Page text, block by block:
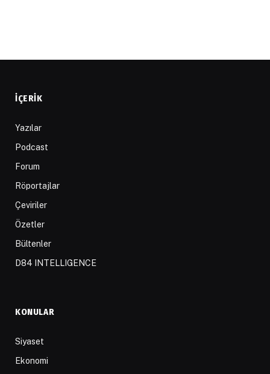
İÇERIK
Yazılar
Podcast
Forum
Röportajlar
Çeviriler
Özetler
Bültenler
D84 INTELLIGENCE
KONULAR
Siyaset
Ekonomi